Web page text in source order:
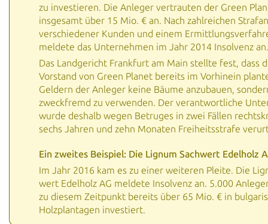
zu investieren. Die Anleger vertrauten der Green
insgesamt über 15 Mio. € an. Nach zahlreichen
verschiedener Kunden und einem
meldete das Unternehmen im Jahr 2014 Insolvenz an.
Das Landgericht Frankfurt am Main stellte fest, dass
Vorstand von Green Planet bereits im Vorhinein
Geldern der Anleger keine Bäume anzubauen,
zweckfremd zu verwenden. Der verantwortliche
wurde deshalb wegen Betruges in zwei Fällen
sechs Jahren und zehn Monaten Freiheitsstrafe
Ein zweites Beispiel: Die Lignum Sach­wert Edel­holz
Im Jahr 2016 kam es zu einer weiteren Pleite. Die
wert Edel­holz AG meldete Insolvenz an. 5.000
zu diesem Zeitpunkt bereits über 65 Mio. € in
Holzplantagen investiert.